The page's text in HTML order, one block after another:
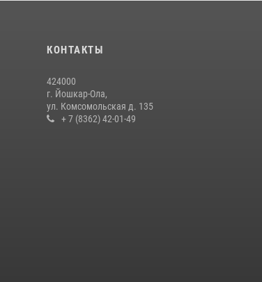
КОНТАКТЫ
424000
г. Йошкар-Ола,
ул. Комсомольская д. 135
+ 7 (8362) 42-01-49